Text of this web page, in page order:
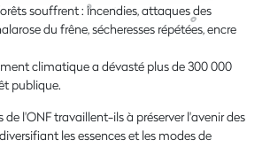
souffrent : incendies, attaques des
du frêne, sécheresses répétées, encre
climatique a dévasté plus de 300 000
publique.
l'ONF travaillent-ils à préserver l'avenir des
les essences et les modes de